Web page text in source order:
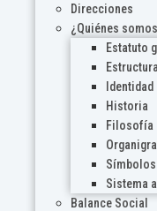
Direcciones
¿Quiénes
Estatuto
Historia
Filosofía
Sistema
Balance Social